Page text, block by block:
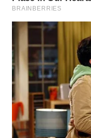
WN
WN
KUNINGAN
WN
MAJALENGKA
WN
SUBANG